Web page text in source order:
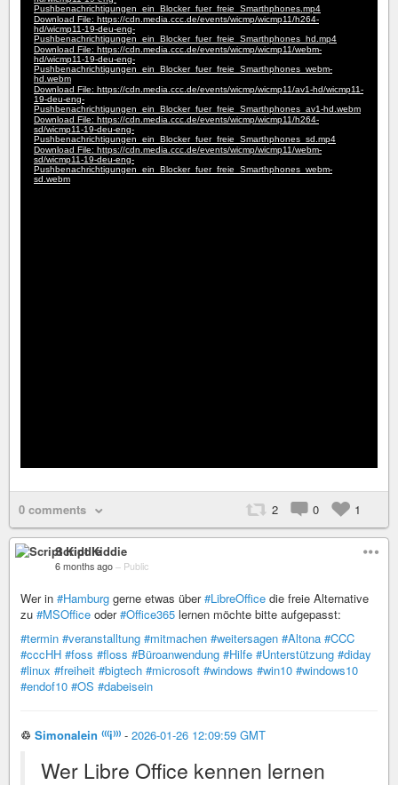
0 comments 2 0 1
Script Kiddie
6 months ago – Public
Wer in #Hamburg gerne etwas über#LibreOffice die freie Alternative
zu #MSOffice oder#Office365 lernen möchte bitte aufgepasst:
#termin #veranstalltung #mitmachen #weitersagen #Altona #CCC
#cccHH #foss #floss #Büroanwendung #Hilfe #Unterstützung #diday
#linux #freiheit #bigtech #microsoft #windows #win10 #windows10
#endof10 #OS #dabeisein
♲ Simonalein ⁽⁽⁽i⁾⁾⁾ - 2026-01-26 12:09:59 GMT
Wer Libre Office kennen lernen